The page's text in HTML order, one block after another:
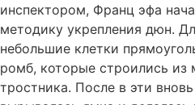
инспектором, Франц эфа
методику укрепления дюн.
небольшие клетки
ромб, которые строились из
тростника. После в эти